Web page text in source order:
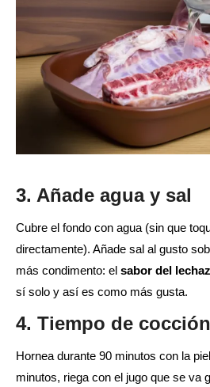
3. Añade agua y sal
Cubre el fondo con agua (sin que
directamente). Añade sal al gusto
más condimento: el sabor del
sí solo y así es como más gusta.
4. Tiempo de cocción
Hornea durante 90 minutos con la
minutos, riega con el jugo que se va